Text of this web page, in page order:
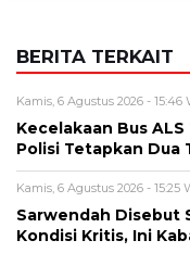
BERITA TERKAIT
Kamis, 6 Agustus 2026 - 15:46
Kecelakaan Bus
Polisi Tetapkan Dua
Kamis, 6 Agustus 2026 - 15:25
Sarwendah Disebut
Kondisi Kritis, Ini